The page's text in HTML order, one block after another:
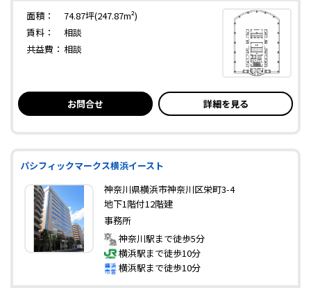
面積：
74.87坪(247.87m²)
賃料：
相談
共益費： 相談
お問合せ 詳細を見る
パシフィックマークス横浜イースト
神奈川県横浜市神奈川区栄町3-4
地下1階付12階建
事務所
神奈川駅まで徒歩5分
横浜駅まで徒歩10分
横浜駅まで徒歩10分